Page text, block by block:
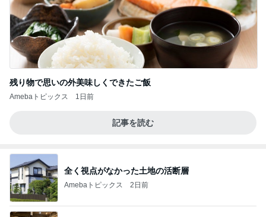
残り物で思いの外美味しくできたご飯
Amebaトピックス 1日前
記事を読む
全く視点がなかった土地の活断層
Amebaトピックス 2日前